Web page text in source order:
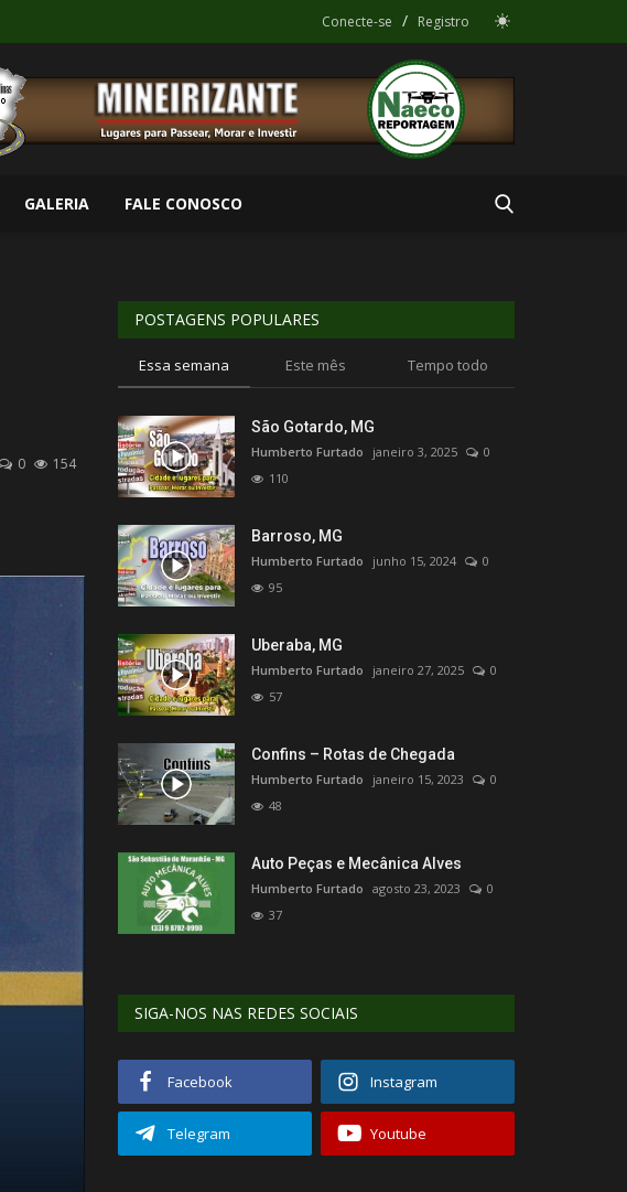
Conecte-se / Registro
GALERIA FALE CONOSCO
0 154
POSTAGENS POPULARES
Essa semana Este mês Tempo todo
São Gotardo, MG
Humberto Furtado janeiro 3, 2025
0
110
Barroso, MG
Humberto Furtado junho 15, 2024
0
95
Uberaba, MG
Humberto Furtado janeiro 27, 2025
0
57
Confins – Rotas de Chegada
Humberto Furtado janeiro 15, 2023
0
48
Auto Peças e Mecânica Alves
Humberto Furtado agosto 23, 2023
0
37
SIGA-NOS NAS REDES SOCIAIS
Facebook Instagram
Telegram Youtube